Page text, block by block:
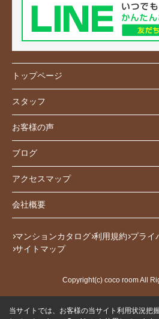
トップページ
スタッフ
お客様の声
ブログ
アクセスマップ
会社概要
マンションカタログ 利用規約 プライ
サイトマップ
Copyright(c) coco room All
当サイトでは、お客様の当サイト利用状況把